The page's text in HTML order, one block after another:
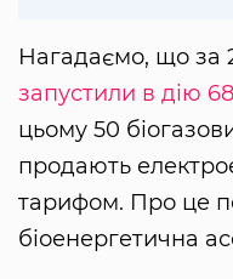
Нагадаємо, що за
запустили в дію
цьому 50
продають
тарифом. Про це
біоенергетична